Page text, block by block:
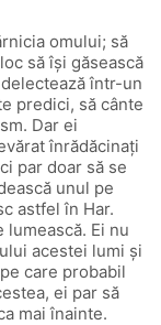
omului; să
să își găsească
într-un
predici, să cânte
Dar ei
înrădăcinați
par doar să se
unul pe
astfel în Har.
Ei nu
acestei lumi și
care probabil
ei par să
mai înainte.